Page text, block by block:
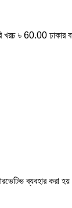
৳ 60.00 ঢাকার
ব্যবহার করা হয়